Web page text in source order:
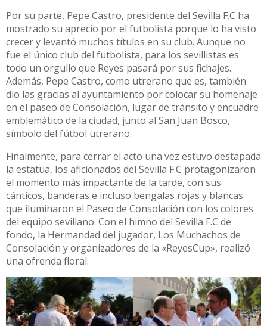
Por su parte, Pepe Castro, presidente del Sevilla F.C ha
mostrado su aprecio por el futbolista porque lo ha visto
crecer y levantó muchos títulos en su club. Aunque no
fue el único club del futbolista, para los sevillistas es
todo un orgullo que Reyes pasará por sus fichajes.
Además, Pepe Castro, como utrerano que es, también
dio las gracias al ayuntamiento por colocar su homenaje
en el paseo de Consolación, lugar de tránsito y encuadre
emblemático de la ciudad, junto al San Juan Bosco,
símbolo del fútbol utrerano.
Finalmente, para cerrar el acto una vez estuvo destapada
la estatua, los aficionados del Sevilla F.C protagonizaron
el momento más impactante de la tarde, con sus
cánticos, banderas e incluso bengalas rojas y blancas
que iluminaron el Paseo de Consolación con los colores
del equipo sevillano. Con el himno del Sevilla F.C de
fondo, la Hermandad del jugador, Los Muchachos de
Consolación y organizadores de la «ReyesCup», realizó
una ofrenda floral.